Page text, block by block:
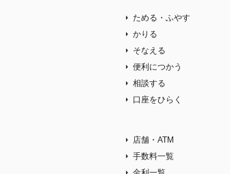
ためる・ふやす
かりる
そなえる
便利につかう
相談する
口座をひらく
店舗・ATM
手数料一覧